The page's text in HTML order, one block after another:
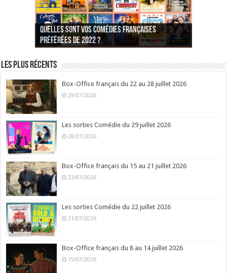
Quelles sont vos comédies françaises
préférées de 2022 ?
Quel est votre personnage préféré du Père
Noël est une ordure ?
Quelles sont vos comédies françaises
préférées de 2021 ?
Quel est votre « Gendarme » préféré ?
Quels sont vos 3 comédies de Jean-Marie Poiré
préférées ?
Quel est votre « Tati » préféré ?
Quel est votre « bronzé » préféré ?
Les plus récents
Box-Office français du 22 au 28 juillet 2026
29/07/2026
Les sorties Comédie du 29 juillet 2026
28/07/2026
Box-Office français du 15 au 21 juillet 2026
22/07/2026
Les sorties Comédie du 22 juillet 2026
21/07/2026
Box-Office français du 8 au 14 juillet 2026
15/07/2026